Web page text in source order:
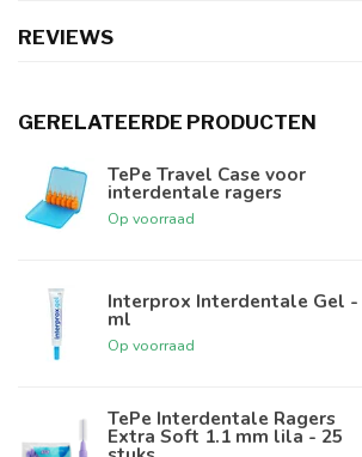
REVIEWS
GERELATEERDE PRODUCTEN
TePe Travel Case voor
interdentale ragers
Op voorraad
Interprox Interdentale Gel -
ml
Op voorraad
TePe Interdentale Ragers
Extra Soft 1.1 mm lila - 25